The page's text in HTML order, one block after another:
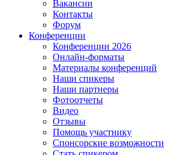
Вакансии
Контакты
Форум
Конференции
Конференции 2026
Онлайн-форматы
Материалы конференций
Наши спикеры
Наши партнеры
Фотоотчеты
Видео
Отзывы
Помощь участнику
Спонсорские возможности